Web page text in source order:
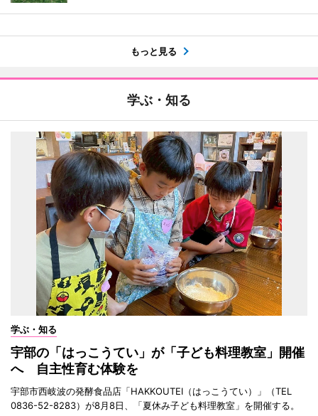
もっと見る
学ぶ・知る
学ぶ・知る
宇部の「はっこうてい」が「子ども料理教室」開催
へ 自主性育む体験を
宇部市西岐波の発酵食品店「HAKKOUTEI（はっこうてい）」（TEL
0836-52-8283）が8月8日、「夏休み子ども料理教室」を開催する。